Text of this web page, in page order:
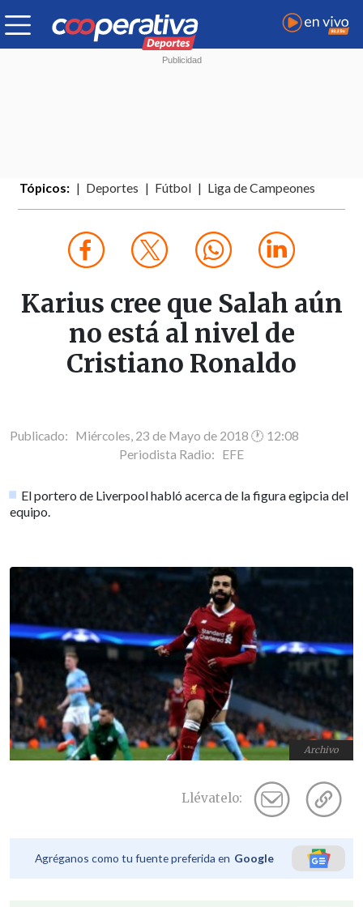
Tópicos: Deportes Fútbol Liga de Campeones
Karius cree que Salah aún
no está al nivel de
Cristiano Ronaldo
Publicado: Miércoles, 23 de Mayo de 2018 🕐 12:08
Periodista Radio: EFE
El portero de Liverpool habló acerca de la figura egipcia del
equipo.
Archivo
Llévatelo:
Agréganos como tu fuente preferida en Google